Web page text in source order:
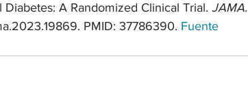
Diabetes: A Randomized Clinical Trial. JAMA.
PMID: 37786390. Fuente